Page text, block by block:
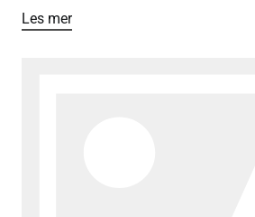
Les mer